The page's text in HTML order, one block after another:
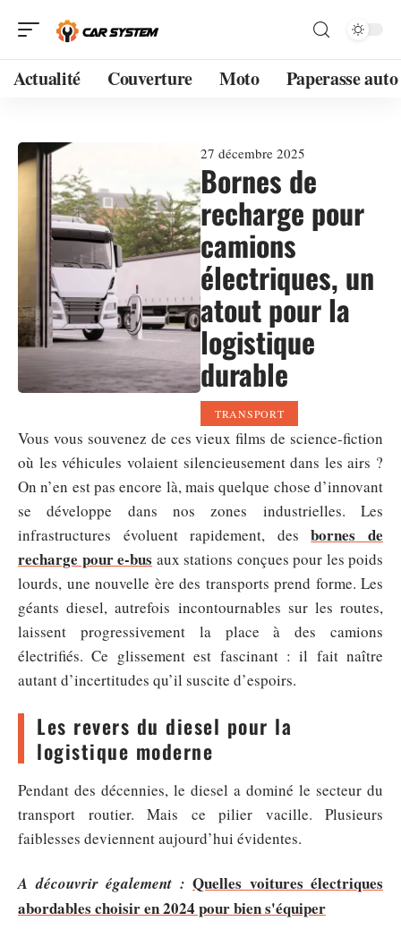
Actualité Couverture Moto Paperasse auto
27 décembre 2025
Bornes de
recharge pour
camions
électriques, un
atout pour la
logistique
durable
TRANSPORT
Vous vous souvenez de ces vieux films de science-fiction
où les véhicules volaient silencieusement dans les airs ?
On n’en est pas encore là, mais quelque chose d’innovant
se développe dans nos zones industrielles. Les
infrastructures évoluent rapidement, desbornes de
recharge pour e-bus aux stations conçues pour les poids
lourds, une nouvelle ère des transports prend forme. Les
géants diesel, autrefois incontournables sur les routes,
laissent progressivement la place à des camions
électrifiés. Ce glissement est fascinant : il fait naître
autant d’incertitudes qu’il suscite d’espoirs.
Les revers du diesel pour la
logistique moderne
Pendant des décennies, le diesel a dominé le secteur du
transport routier. Mais ce pilier vacille. Plusieurs
faiblesses deviennent aujourd’hui évidentes.
A découvrir également : Quelles voitures électriques
abordables choisir en 2024 pour bien s'équiper